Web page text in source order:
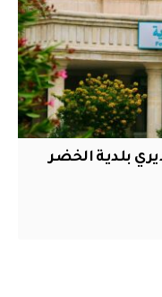
بلدية الخضر